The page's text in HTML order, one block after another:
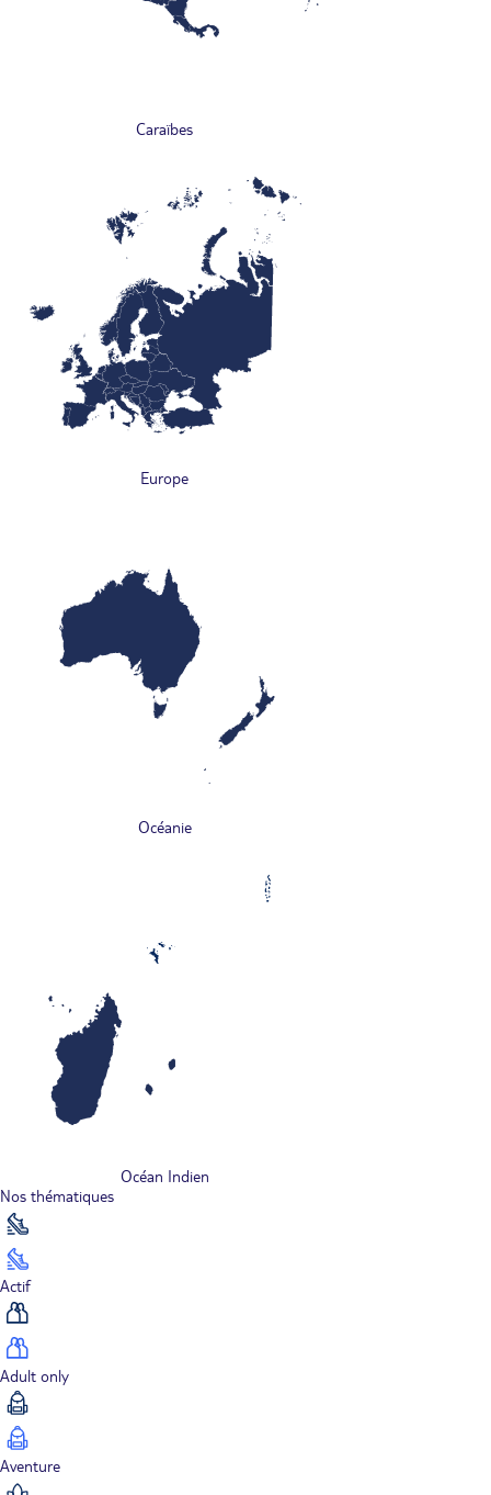
Caraïbes
Europe
Océanie
Océan Indien
Nos thématiques
Actif
Adult only
Aventure